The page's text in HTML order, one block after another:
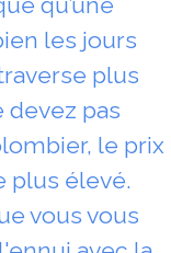
les jours
plus
pas
le prix
plus élevé.
vous vous